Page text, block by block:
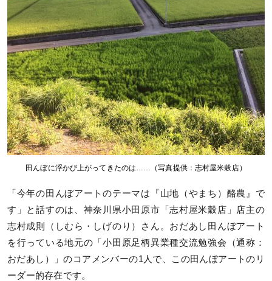
田んぼに浮かび上がってきたのは……（写真提供：志村屋米穀店）
「今年の田んぼアートのテーマは『山地（やまち）酪農』で
す」と話すのは、神奈川県小田原市「志村屋米穀店」店主の
志村成則（しむら・しげのり）さん。おだあし田んぼアート
を行っている地元の「小田原足柄異業種交流勉強会（通称：
おだあし）」のコアメンバーの1人で、この田んぼアートのリ
ーダー的存在です。